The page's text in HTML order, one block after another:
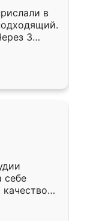
в
3
себе
качеством
почти